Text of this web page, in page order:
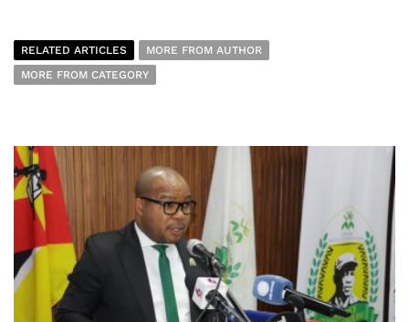
RELATED ARTICLES
MORE FROM AUTHOR
MORE FROM CATEGORY